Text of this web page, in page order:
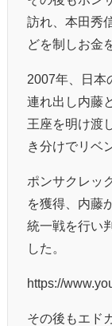
訪れ、本田秀
どを制しお金
2007年、日本
連れ出し内藤
王座を明け渡
き分けでリベ
ポンサクレッ
を獲得、内藤
統一戦を行い
した。
https://
その後もエド